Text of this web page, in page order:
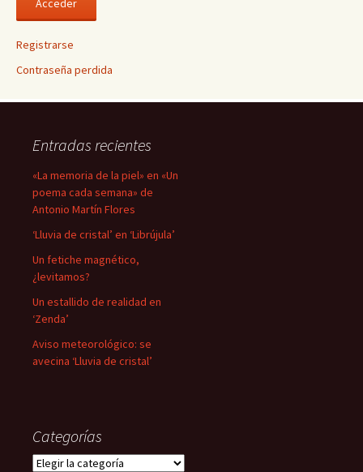
Registrarse
Contraseña perdida
Entradas recientes
«La memoria de la piel» en «Un
poema cada semana» de
Antonio Martín Flores
‘Lluvia de cristal’ en ‘Librújula’
Un fetiche magnético,
¿levitamos?
Un estallido de realidad en
‘Zenda’
Aviso meteorológico: se
avecina ‘Lluvia de cristal’
Categorías
Categorías